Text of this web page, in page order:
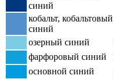
синий
кобальт, кобальтовый
синий
озерный синий
фарфоровый синий
основной синий